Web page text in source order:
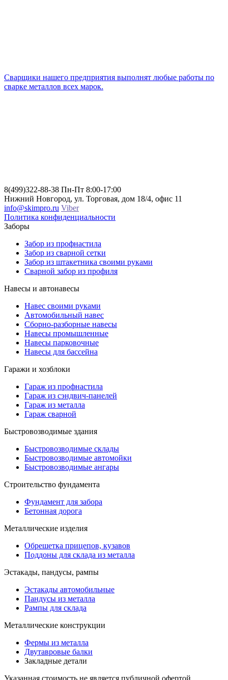
Cварщики нашего предприятия выполнят любые работы по
сварке металлов всех марок.
8(499)322-88-38 Пн-Пт 8:00-17:00
Нижний Новгород, ул. Торговая, дом 18/4, офис 11
info@skimpro.ru Viber
Политика конфиденциальности
Заборы
Забор из профнастила
Забор из сварной сетки
Забор из штакетника своими руками
Сварной забор из профиля
Навесы и автонавесы
Навес своими руками
Автомобильный навес
Сборно-разборные навесы
Навесы промышленные
Навесы парковочные
Навесы для бассейна
Гаражи и хозблоки
Гараж из профнастила
Гараж из сэндвич-панелей
Гараж из металла
Гараж сварной
Быстровозводимые здания
Быстровозводимые склады
Быстровозводимые автомойки
Быстровозводимые ангары
Строительство фундамента
Фундамент для забора
Бетонная дорога
Металлические изделия
Обрешетка прицепов, кузавов
Поддоны для склада из металла
Эстакады, пандусы, рампы
Эстакады автомобильные
Пандусы из металла
Рампы для склада
Металлические конструкции
Фермы из металла
Двутавровые балки
Закладные детали